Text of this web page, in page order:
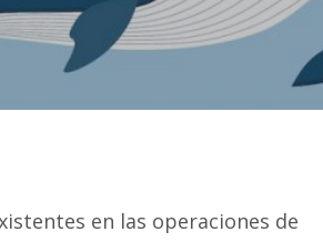
en las operaciones de